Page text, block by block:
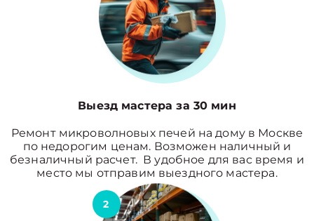
Выезд мастера за 30 мин
Ремонт микроволновых печей на дому в Москве
по недорогим ценам. Возможен наличный и
безналичный расчет. В удобное для вас время и
место мы отправим выездного мастера.
2